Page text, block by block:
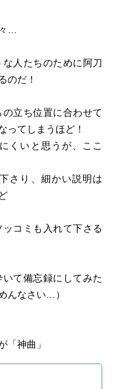
マ帝国皇帝の争いに
特にカトリック諸国
ドイツ中心に権力を
は違う新たな市民階
にも渡り敵になり味
、ローマ教皇派のグ
派のギベリーニ党の
勢だったが、反抗、
ている。グェルフィ
中心の黒党に別れ、
しローマに行った時
なる。
物名が出てくるが、
…
人たちのために阿刀
のだ！
立ち位置に合わせて
ってしまうほど！
くいと思うが、ここ
さり、細かい説明は
コミも入れて下さる
て備忘録にしてみた
んなさい…）
「神曲」